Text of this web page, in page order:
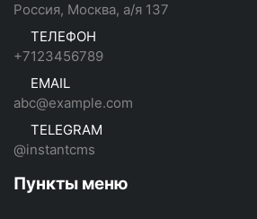
Россия, Москва, а/я 137
ТЕЛЕФОН
+7123456789
EMAIL
abc@example.com
TELEGRAM
@instantcms
Пункты меню